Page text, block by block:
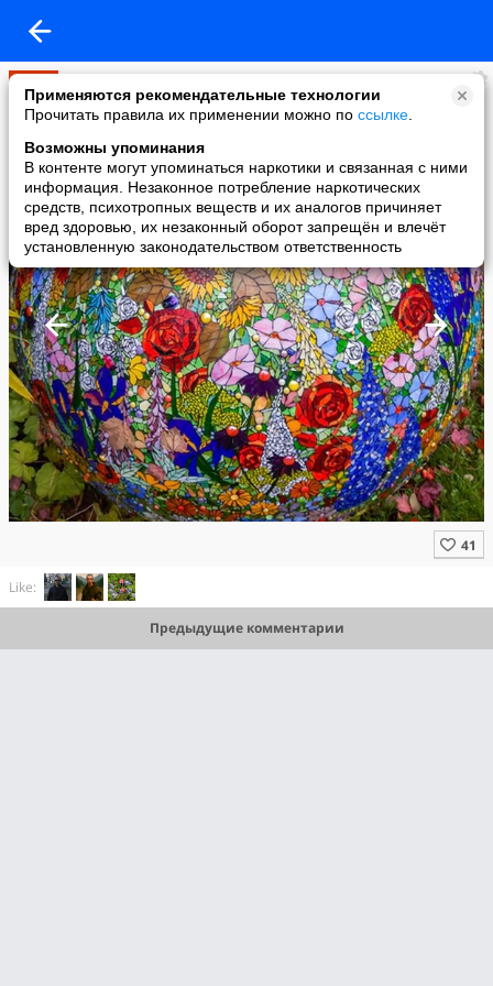
Применяются рекомендательные технологии
Прочитать правила их применении можно по ссылке
Возможны упоминания
В контенте могут упоминаться наркотики и связанная с ними
информация. Незаконное потребление наркотических
средств, психотропных веществ и их аналогов причиняет
вред здоровью, их незаконный оборот запрещён и влечёт
установленную законодательством ответственность
Мир
added a photo
05 Jun в 20:27
Like:
Предыдущие комментарии